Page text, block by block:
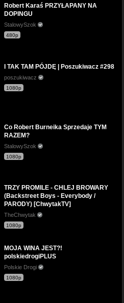
Robert Karaś PRZYŁAPANY NA
DOPINGU
StalowySzok
480p
I TAK TAM PÓJDĘ | Poszukiwacz #298
poszukiwacz
1080p
Co Robert Burneika Sprzedaje TYM
RAZEM?
StalowySzok
1080p
TRZY PROMILE - CHLEJ BROWARY
(Backstreet Boys - Everybody /
PARODY) [ChwytakTV]
TheChwytak
1080p
MOJA WINA JEST?!
polskiedrogiPLUS
Polskie Drogi
1080p